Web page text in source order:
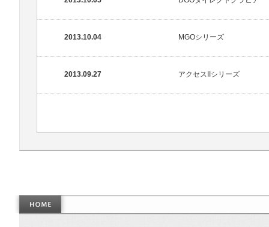
2013.10.04 MGOシリーズ
2013.09.27 アクセスIIシリーズ